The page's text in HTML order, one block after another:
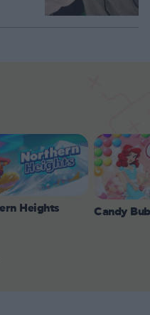
Heights Candy